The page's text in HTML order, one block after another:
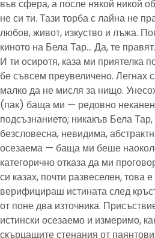
във сфера, а после някой никой
не си ти. Тази торба с лайна не
любов, живот, изкуство и лъжа.
киното на Бела Тар… Да, те правят.
И ти осиротя, каза ми приятелка
бе съвсем преувеличено. Легнах
малко да не мисля за нищо.
(пак) баща ми — редовно неканен
подсъзнанието; никакъв Бела
безсловесна, невидима,
осезаема — баща ми беше
категорично отказа да ми
си казах, почти развеселен, това
верифицираш истината след
от поне два източника.
истински осезаемо и измеримо,
скърцащите стенания от